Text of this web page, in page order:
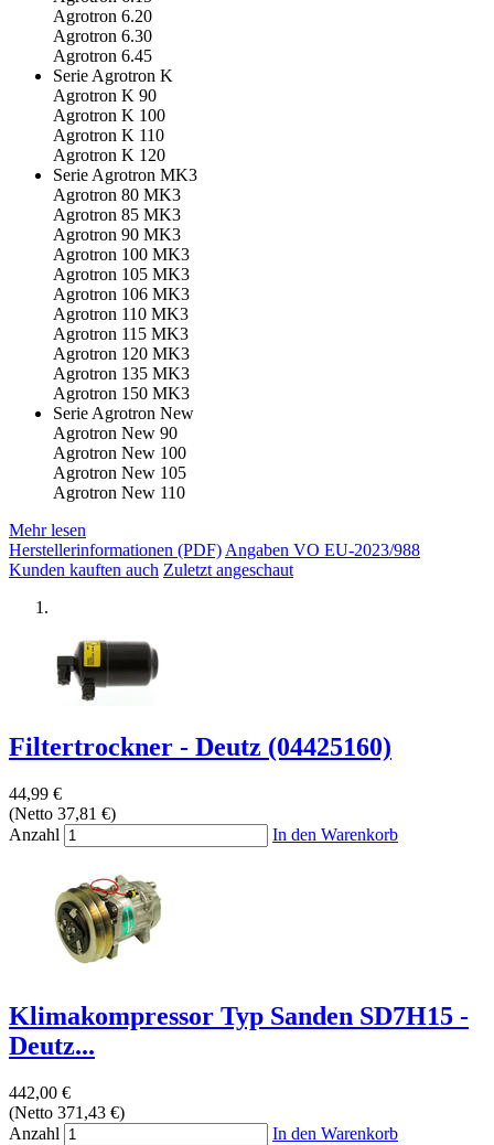
Agrotron 6.20
Agrotron 6.30
Agrotron 6.45
Serie Agrotron K
Agrotron K 90
Agrotron K 100
Agrotron K 110
Agrotron K 120
Serie Agrotron MK3
Agrotron 80 MK3
Agrotron 85 MK3
Agrotron 90 MK3
Agrotron 100 MK3
Agrotron 105 MK3
Agrotron 106 MK3
Agrotron 110 MK3
Agrotron 115 MK3
Agrotron 120 MK3
Agrotron 135 MK3
Agrotron 150 MK3
Serie Agrotron New
Agrotron New 90
Agrotron New 100
Agrotron New 105
Agrotron New 110
Mehr lesen
Herstellerinformationen (PDF)Angaben VO EU-2023/988
Kunden kauften auch Zuletzt angeschaut
Filtertrockner - Deutz (04425160)
44,99 €
(Netto 37,81 €)
Anzahl
In den Warenkorb
Klimakompressor Typ Sanden SD7H15 -
Deutz...
442,00 €
(Netto 371,43 €)
Anzahl
In den Warenkorb